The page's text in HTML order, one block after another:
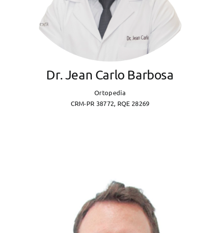
Dr. Jean Carlo Barbosa
Ortopedia
CRM-PR 38772, RQE 28269